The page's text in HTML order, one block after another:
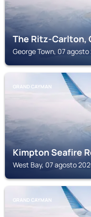
The Ritz-Carlton,
George Town, 07
GRAND CAYMAN
Kimpton Seafire
West Bay, 07 agosto
GRAND CAYMAN